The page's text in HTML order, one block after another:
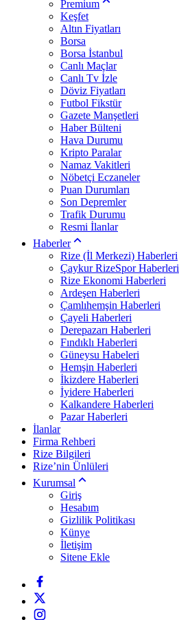
Premium
Keşfet
Altın Fiyatları
Borsa
Borsa İstanbul
Canlı Maçlar
Canlı Tv İzle
Döviz Fiyatları
Futbol Fikstür
Gazete Manşetleri
Haber Bülteni
Hava Durumu
Kripto Paralar
Namaz Vakitleri
Nöbetçi Eczaneler
Puan Durumları
Son Depremler
Trafik Durumu
Resmi İlanlar
Haberler
Rize (İl Merkezi) Haberleri
Çaykur RizeSpor Haberleri
Rize Ekonomi Haberleri
Ardeşen Haberleri
Çamlıhemşin Haberleri
Çayeli Haberleri
Derepazarı Haberleri
Fındıklı Haberleri
Güneysu Habeleri
Hemşin Haberleri
İkizdere Haberleri
İyidere Haberleri
Kalkandere Haberleri
Pazar Haberleri
İlanlar
Firma Rehberi
Rize Bilgileri
Rize’nin Ünlüleri
Kurumsal
Giriş
Hesabım
Gizlilik Politikası
Künye
İletişim
Sitene Ekle